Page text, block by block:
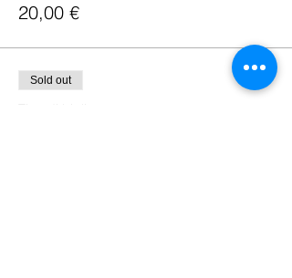
20,00 €
Sold out